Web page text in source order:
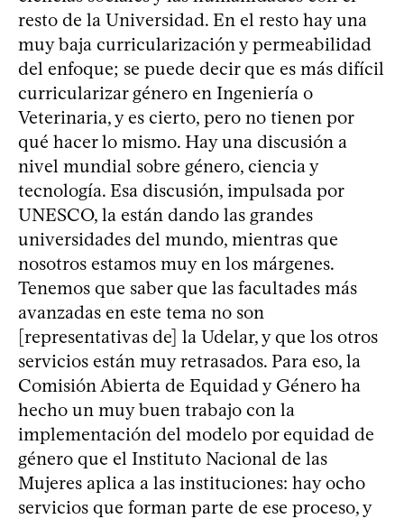
resto de la Universidad. En el resto hay una
muy baja curricularización y permeabilidad
del enfoque; se puede decir que es más difícil
curricularizar género en Ingeniería o
Veterinaria, y es cierto, pero no tienen por
qué hacer lo mismo. Hay una discusión a
nivel mundial sobre género, ciencia y
tecnología. Esa discusión, impulsada por
UNESCO, la están dando las grandes
universidades del mundo, mientras que
nosotros estamos muy en los márgenes.
Tenemos que saber que las facultades más
avanzadas en este tema no son
[representativas de] la Udelar, y que los otros
servicios están muy retrasados. Para eso, la
Comisión Abierta de Equidad y Género ha
hecho un muy buen trabajo con la
implementación del modelo por equidad de
género que el Instituto Nacional de las
Mujeres aplica a las instituciones: hay ocho
servicios que forman parte de ese proceso, y